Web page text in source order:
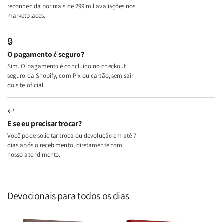
A
Mulher
Lar
A
Lar
reconhecida por mais de 299 mil avaliações nos
marketplaces.
🔒
O pagamento é seguro?
Sim. O pagamento é concluído no checkout
seguro da Shopify, com Pix ou cartão, sem sair
do site oficial.
↩
E se eu precisar trocar?
Você pode solicitar troca ou devolução em até 7
dias após o recebimento, diretamente com
nosso atendimento.
Devocionais para todos os dias